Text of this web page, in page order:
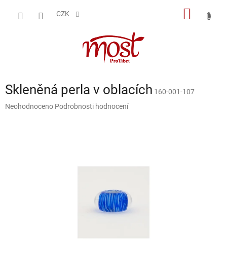
CZK
Skleněná perla v oblacích 160-001-107
Průměrné
Neohodnoceno Podrobnosti hodnocení